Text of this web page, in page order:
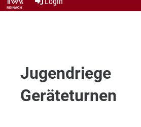
Jugendriege
Geräteturnen